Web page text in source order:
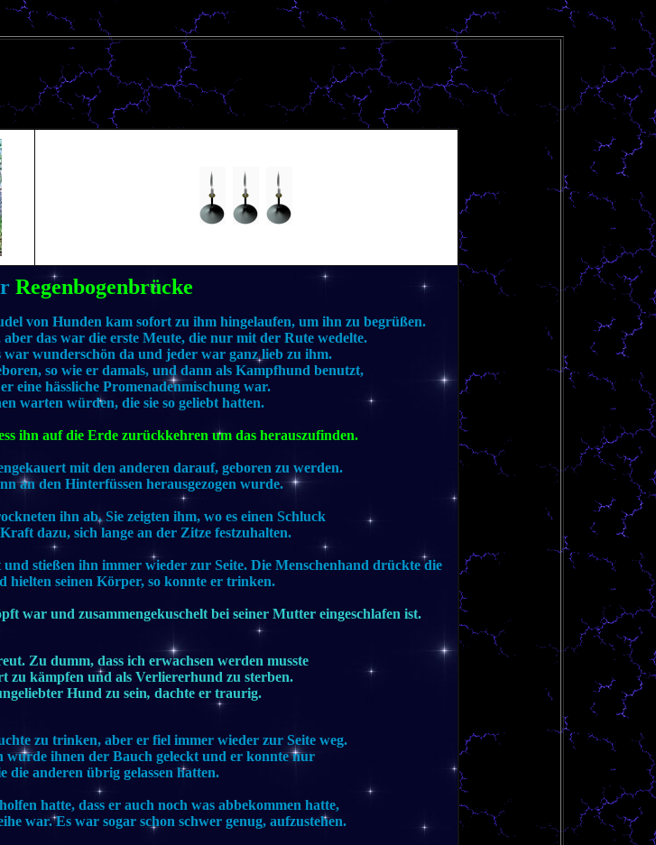
Regenbogenbrücke
von Hunden kam sofort zu ihm hingelaufen, um ihn zu begrüßen.
das war die erste Meute, die nur mit der Rute wedelte.
wunderschön da und jeder war ganz lieb zu ihm.
so wie er damals, und dann als Kampfhund benutzt,
eine hässliche Promenadenmischung war.
warten würden, die sie so geliebt hatten.
ihn auf die Erde zurückkehren um das herauszufinden.
mit den anderen darauf, geboren zu werden.
an den Hinterfüssen herausgezogen wurde.
ihn ab. Sie zeigten ihm, wo es einen Schluck
dazu, sich lange an der Zitze festzuhalten.
stießen ihn immer wieder zur Seite. Die Menschenhand drückte die
hielten seinen Körper, so konnte er trinken.
war und zusammengekuschelt bei seiner Mutter eingeschlafen ist.
Zu dumm, dass ich erwachsen werden musste
zu kämpfen und als Verliererhund zu sterben.
Hund zu sein, dachte er traurig.
zu trinken, aber er fiel immer wieder zur Seite weg.
ihnen der Bauch geleckt und er konnte nur
die anderen übrig gelassen hatten.
hatte, dass er auch noch was abbekommen hatte,
war. Es war sogar schon schwer genug, aufzustehen.